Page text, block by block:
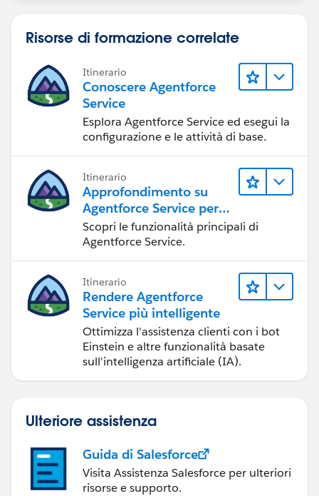
Risorse di formazione correlate
Itinerario
Conoscere Agentforce
Service
Esplora Agentforce Service ed esegui la
configurazione e le attività di base.
Itinerario
Approfondimento su
Agentforce Service per
gli amministratori
Scopri le funzionalità principali di
Agentforce Service.
Itinerario
Rendere Agentforce
Service più intelligente
Ottimizza l'assistenza clienti con i bot
Einstein e altre funzionalità basate
sull'intelligenza artificiale (IA).
Ulteriore assistenza
Guida di Salesforce
Visita Assistenza Salesforce per ulteriori
risorse e supporto.